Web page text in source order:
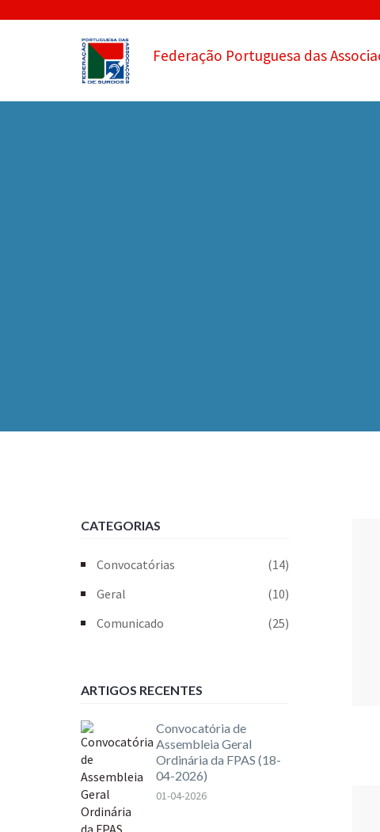
Federação Portuguesa das
CATEGORIAS
Convocatórias
(14)
Geral
(10)
Comunicado
(25)
ARTIGOS RECENTES
Convocatória de
Assembleia Geral
Ordinária da FPAS (18-
04-2026)
01-04-2026